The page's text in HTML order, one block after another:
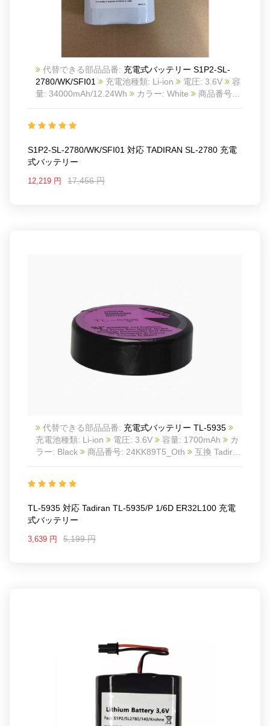
代替できる部品品番: 充電式バッテリー S1P2-SL-
2780/WK/SFI01
充電池種類: Li-ion 電圧: 3.6V
量: 34000mAh/12.24Wh
カラー: White
商品番号:
TADIRAN SL-2780
S1P2-SL-2780/WK/SFI01 対応 TADIRAN SL-2780 充電
式バッテリー
12,219 円 17,456 円
代替できる部品品番: 充電式バッテリー TL-5935
充電池種類: Li-ion
電圧: 3.6V 容量: 1700mAh
カ
ラー: Black
商品番号: 24KK89T5_Oth
互換 Tadiran
ER32L100
TL-5935 対応 Tadiran TL-5935/P 1/6D ER32L100 充電
式バッテリー
3,639 円 5,199 円